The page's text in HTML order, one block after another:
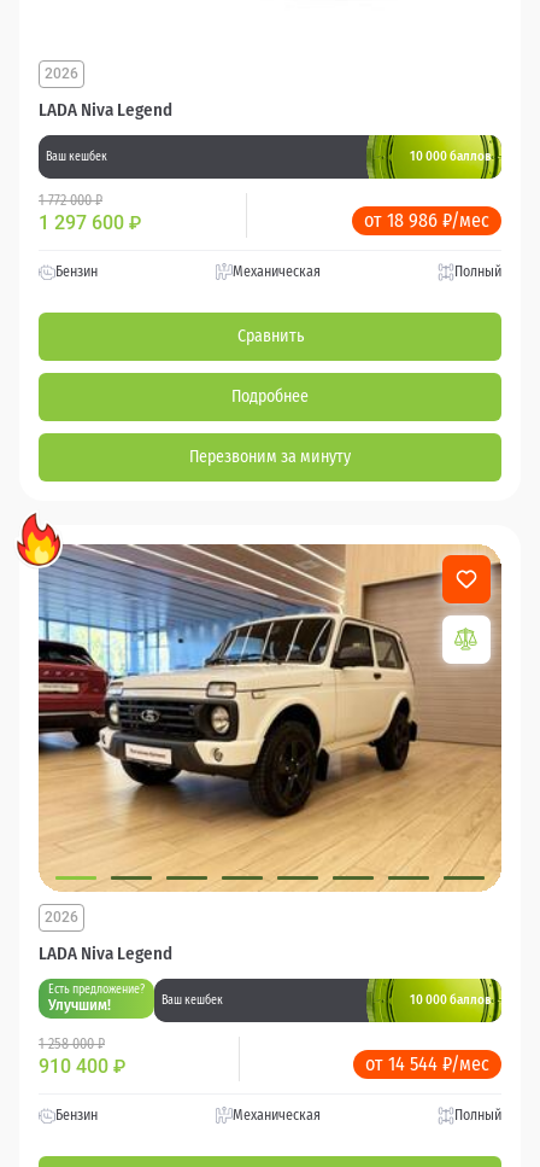
LADA Niva Legend
2026
Ваш кешбек 10 000 баллов
1 772 000 ₽
1 297 600 ₽ от 18 986 ₽/мес
Бензин Механическая Полный
Сравнить
Подробнее
Перезвоним за минуту
LADA Niva Legend
2026
Есть предложение?
Улучшим! Ваш кешбек 10 000 баллов
1 258 000 ₽
910 400 ₽ от 14 544 ₽/мес
Бензин Механическая Полный